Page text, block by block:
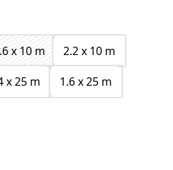
x 10 m
2.2 x 10 m
x 25 m
1.6 x 25 m